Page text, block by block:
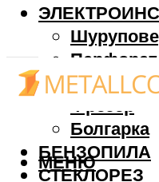
Дрель
Фрезер
Болгарка
БЕНЗОПИЛА
СТЕКЛОРЕЗ
МЕНЮ